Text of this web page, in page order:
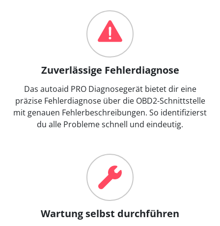
Zuverlässige Fehlerdiagnose
Das autoaid PRO Diagnosegerät bietet dir eine
präzise Fehlerdiagnose über die OBD2-Schnittstelle
mit genauen Fehlerbeschreibungen. So identifizierst
du alle Probleme schnell und eindeutig.
Wartung selbst durchführen